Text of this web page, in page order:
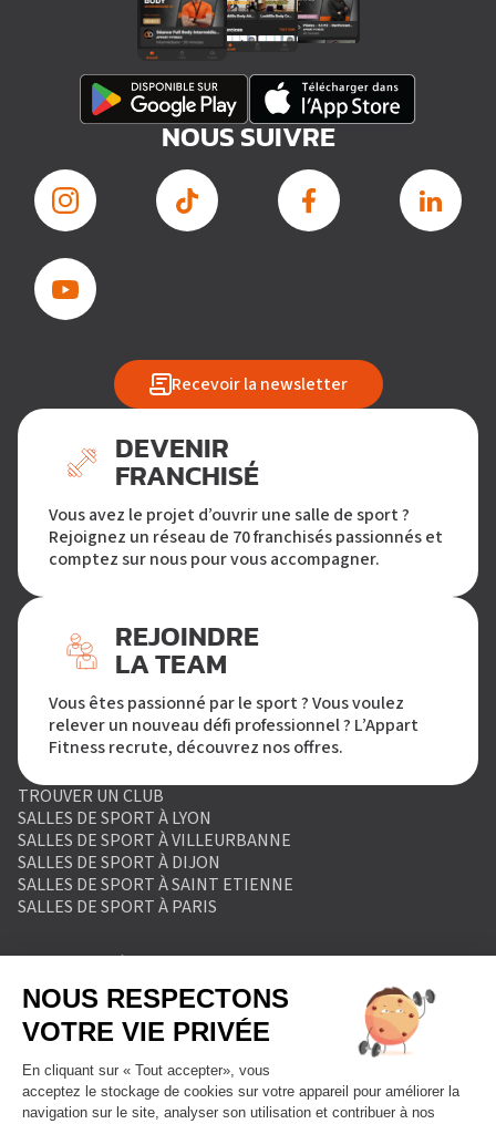
NOUS SUIVRE
Recevoir la newsletter
DEVENIR
FRANCHISÉ
Vous avez le projet d’ouvrir une salle de sport ?
Rejoignez un réseau de 70 franchisés passionnés et
comptez sur nous pour vous accompagner.
REJOINDRE
LA TEAM
Vous êtes passionné par le sport ? Vous voulez
relever un nouveau défi professionnel ? L’Appart
Fitness recrute, découvrez nos offres.
TROUVER UN CLUB
SALLES DE SPORT À LYON
SALLES DE SPORT À VILLEURBANNE
SALLES DE SPORT À DIJON
SALLES DE SPORT À SAINT ETIENNE
SALLES DE SPORT À PARIS
POLITIQUE DE PROTECTION DES DONNÉES
POLITIQUE COOKIES
CONDITIONS GÉNÉRALES DE VENTE
FORMULAIRE DE RETRACTATION
FORMULAIRE DE RÉSILIATION